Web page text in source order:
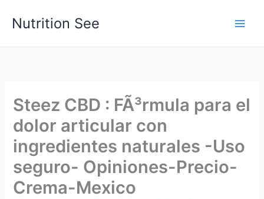
Nutrition See
Steez CBD : FÃ³rmula para el
dolor articular con
ingredientes naturales -Uso
seguro- Opiniones-Precio-
Crema-Mexico